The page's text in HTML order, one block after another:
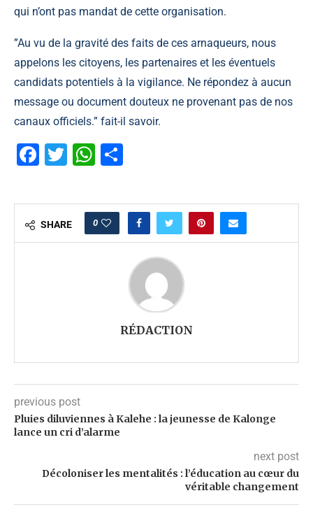
qui n’ont pas mandat de cette organisation.
”Au vu de la gravité des faits de ces arnaqueurs, nous
appelons les citoyens, les partenaires et les éventuels
candidats potentiels à la vigilance. Ne répondez à aucun
message ou document douteux ne provenant pas de nos
canaux officiels.” fait-il savoir.
Facebook
TwitterWhatsApp
SHARE 0
RÉDACTION
previous post
Pluies diluviennes à Kalehe : la jeunesse de Kalonge
lance un cri d’alarme
next post
Décoloniser les mentalités : l’éducation au cœur du
véritable changement